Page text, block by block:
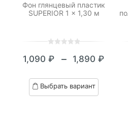
Фон глянцевый пластик
SUPERIOR 1 x 1,30 м
out
based
on
1,090 ₽ – 1,890 ₽
Диапазон
цен:
1,090 ₽
Выбрать вариант